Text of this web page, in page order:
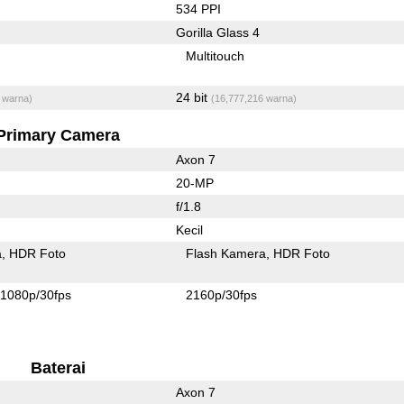
534 PPI
Gorilla Glass 4
Multitouch
24 bit (16,777,216 warna)
Camera
Axon 7
20-MP
f/1.8
Kecil
HDR Foto Flash Kamera HDR Foto
1080p/30fps 2160p/30fps
Baterai
Axon 7